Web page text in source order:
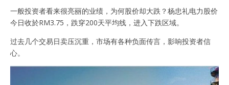
一般投资者看来很亮丽的业绩，为何股价却大跌？杨忠礼电力股价
今日收於RM3.75，跌穿200天平均线，进入下跌区域。
过去几个交易日卖压沉重，市场有各种负面传言，影响投资者信
心。